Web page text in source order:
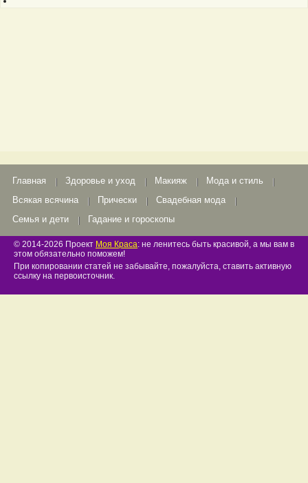
Главная Здоровье и уход Макияж
Мода и стиль
Всякая всячина
Прически
Свадебная мода
Семья и дети
Гадание и гороскопы
© 2014-2026 Проект Моя Краса: не ленитесь быть красивой, а мы вам в
этом обязательно поможем!
При копировании статей не забывайте, пожалуйста, ставить активную
ссылку на первоисточник.